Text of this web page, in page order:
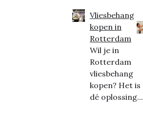
Vliesbehang
kopen in
Rotterdam
Wil je in
Rotterdam
vliesbehang
kopen? Het is
dé oplossing...